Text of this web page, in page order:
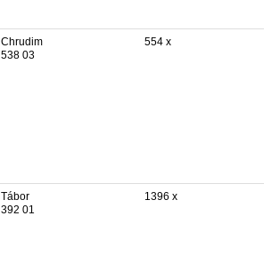
Chrudim
538 03
554 x
Tábor
392 01
1396 x